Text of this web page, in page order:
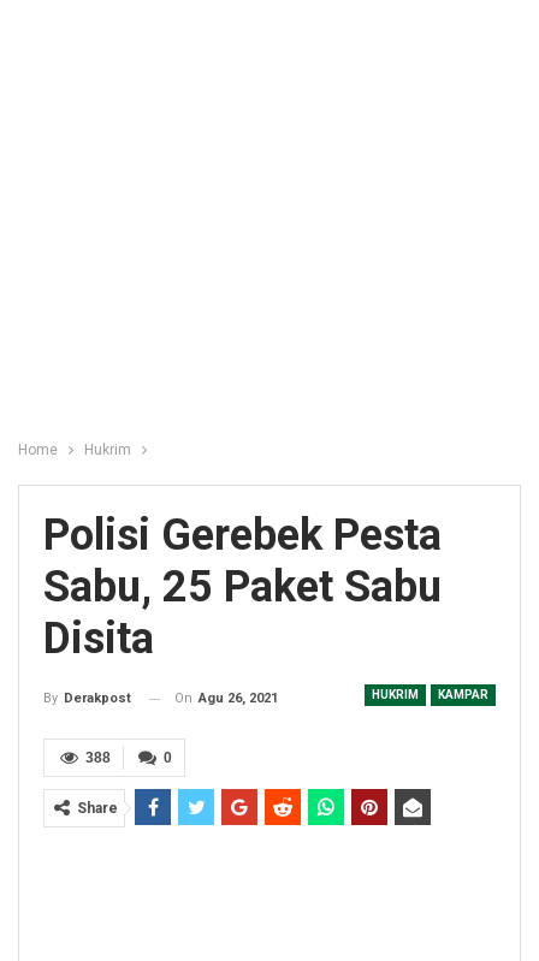
Home Hukrim
Polisi Gerebek Pesta
Sabu, 25 Paket Sabu
Disita
HUKRIM KAMPAR
By Derakpost On Agu 26, 2021
0
388
Share